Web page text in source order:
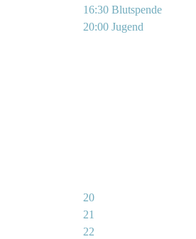
16:30 Blutspende
20:00 Jugend
20
21
22